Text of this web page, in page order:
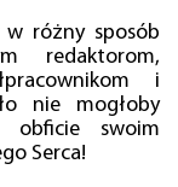
w różny sposób
redaktorom,
i
nie mogłoby
obficie swoim
Serca!